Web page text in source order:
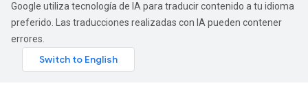
Google utiliza tecnología de IA para traducir contenido a tu idioma
preferido. Las traducciones realizadas con IA pueden contener
errores.